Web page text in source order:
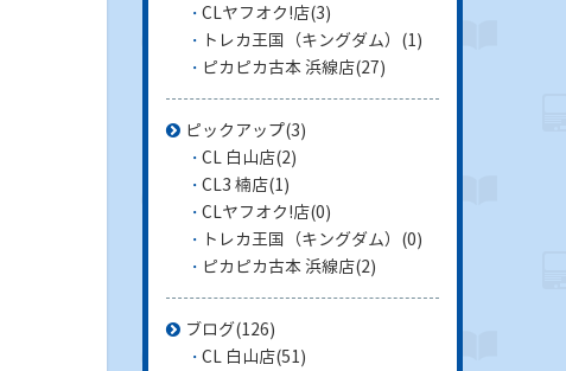
CLヤフオク!店(3)
トレカ王国（キングダム） (1)
ピカピカ古本 浜線店(27)
ピックアップ(3)
CL 白山店(2)
CL3 楠店(1)
CLヤフオク!店(0)
トレカ王国（キングダム） (0)
ピカピカ古本 浜線店(2)
ブログ(126)
CL 白山店(51)